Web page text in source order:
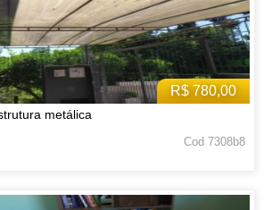
R$ 780,00
metálica
Cod 7308b8